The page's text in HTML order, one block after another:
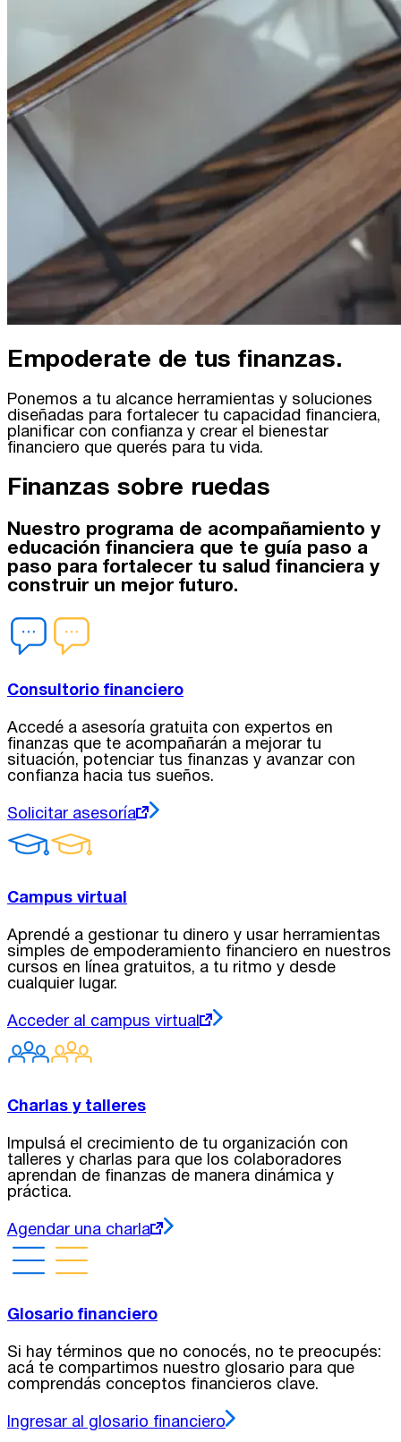
Empoderate de tus finanzas.
Ponemos a tu alcance herramientas y soluciones
diseñadas para fortalecer tu capacidad financiera,
planificar con confianza y crear el bienestar
financiero que querés para tu vida.
Finanzas sobre ruedas
Nuestro programa de acompañamiento y
educación financiera que te guía paso a
paso para fortalecer tu salud financiera y
construir un mejor futuro.
Consultorio financiero
Accedé a asesoría gratuita con expertos en
finanzas que te acompañarán a mejorar tu
situación, potenciar tus finanzas y avanzar con
confianza hacia tus sueños.
Solicitar asesoría
Campus virtual
Aprendé a gestionar tu dinero y usar herramientas
simples de empoderamiento financiero en nuestros
cursos en línea gratuitos, a tu ritmo y desde
cualquier lugar.
Acceder al campus virtual
Charlas y talleres
Impulsá el crecimiento de tu organización con
talleres y charlas para que los colaboradores
aprendan de finanzas de manera dinámica y
práctica.
Agendar una charla
Glosario financiero
Si hay términos que no conocés, no te preocupés:
acá te compartimos nuestro glosario para que
comprendás conceptos financieros clave.
Ingresar al glosario financiero